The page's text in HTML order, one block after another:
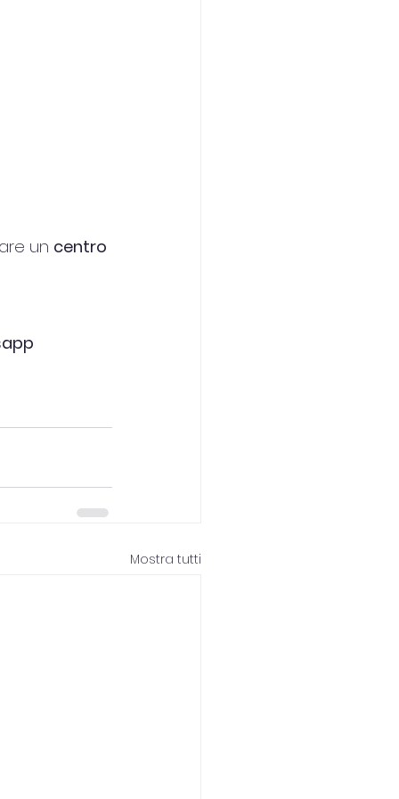
un centro
Mostra tutti